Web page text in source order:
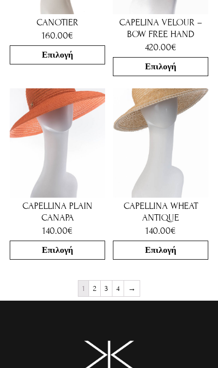
CANOTIER
160.00€
Επιλογή
CAPELINA VELOUR –
BOW FREE HAND
420.00€
Επιλογή
CAPELLINA PLAIN
CANAPA
140.00€
Επιλογή
CAPELLINA WHEAT
ANTIQUE
140.00€
Επιλογή
1 2 3 4 →